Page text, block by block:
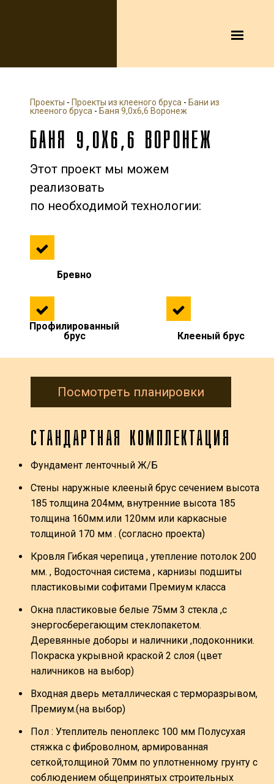
Проекты - Проекты из клееного бруса - Бани из
клееного бруса - Баня 9,0х6,6 Воронеж
БАНЯ 9,0Х6,6 ВОРОНЕЖ
Этот проект мы можем
реализовать
по необходимой технологии:
Бревно
Профилированный
брус
Клееный брус
Посмотреть планировки
СТАНДАРТНАЯ КОМПЛЕКТАЦИЯ
Фундамент ленточный Ж/Б
Стены наружные клееный брус сечением высота
185 толщина 204мм, внутренние высота 185
толщина 160мм.или 120мм или каркасные
толщиной 170 мм . (согласно проекта)
Кровля Гибкая черепица , утепление потолок 200
мм. , Водосточная система , карнизы подшиты
пластиковыми софитами Премиум класса
Окна пластиковые белые 75мм 3 стекла ,с
энергосберегающим стеклопакетом.
Деревянные доборы и наличники ,подоконники.
Покраска укрывной краской 2 слоя (цвет
наличников на выбор)
Входная дверь металлическая с терморазрывом,
Премиум.(на выбор)
Пол : Утеплитель пеноплекс 100 мм Полусухая
стяжка с фиброволном, армированная
сеткой,толщиной 70мм по уплотненному грунту с
соблюдением общепринятых строительных